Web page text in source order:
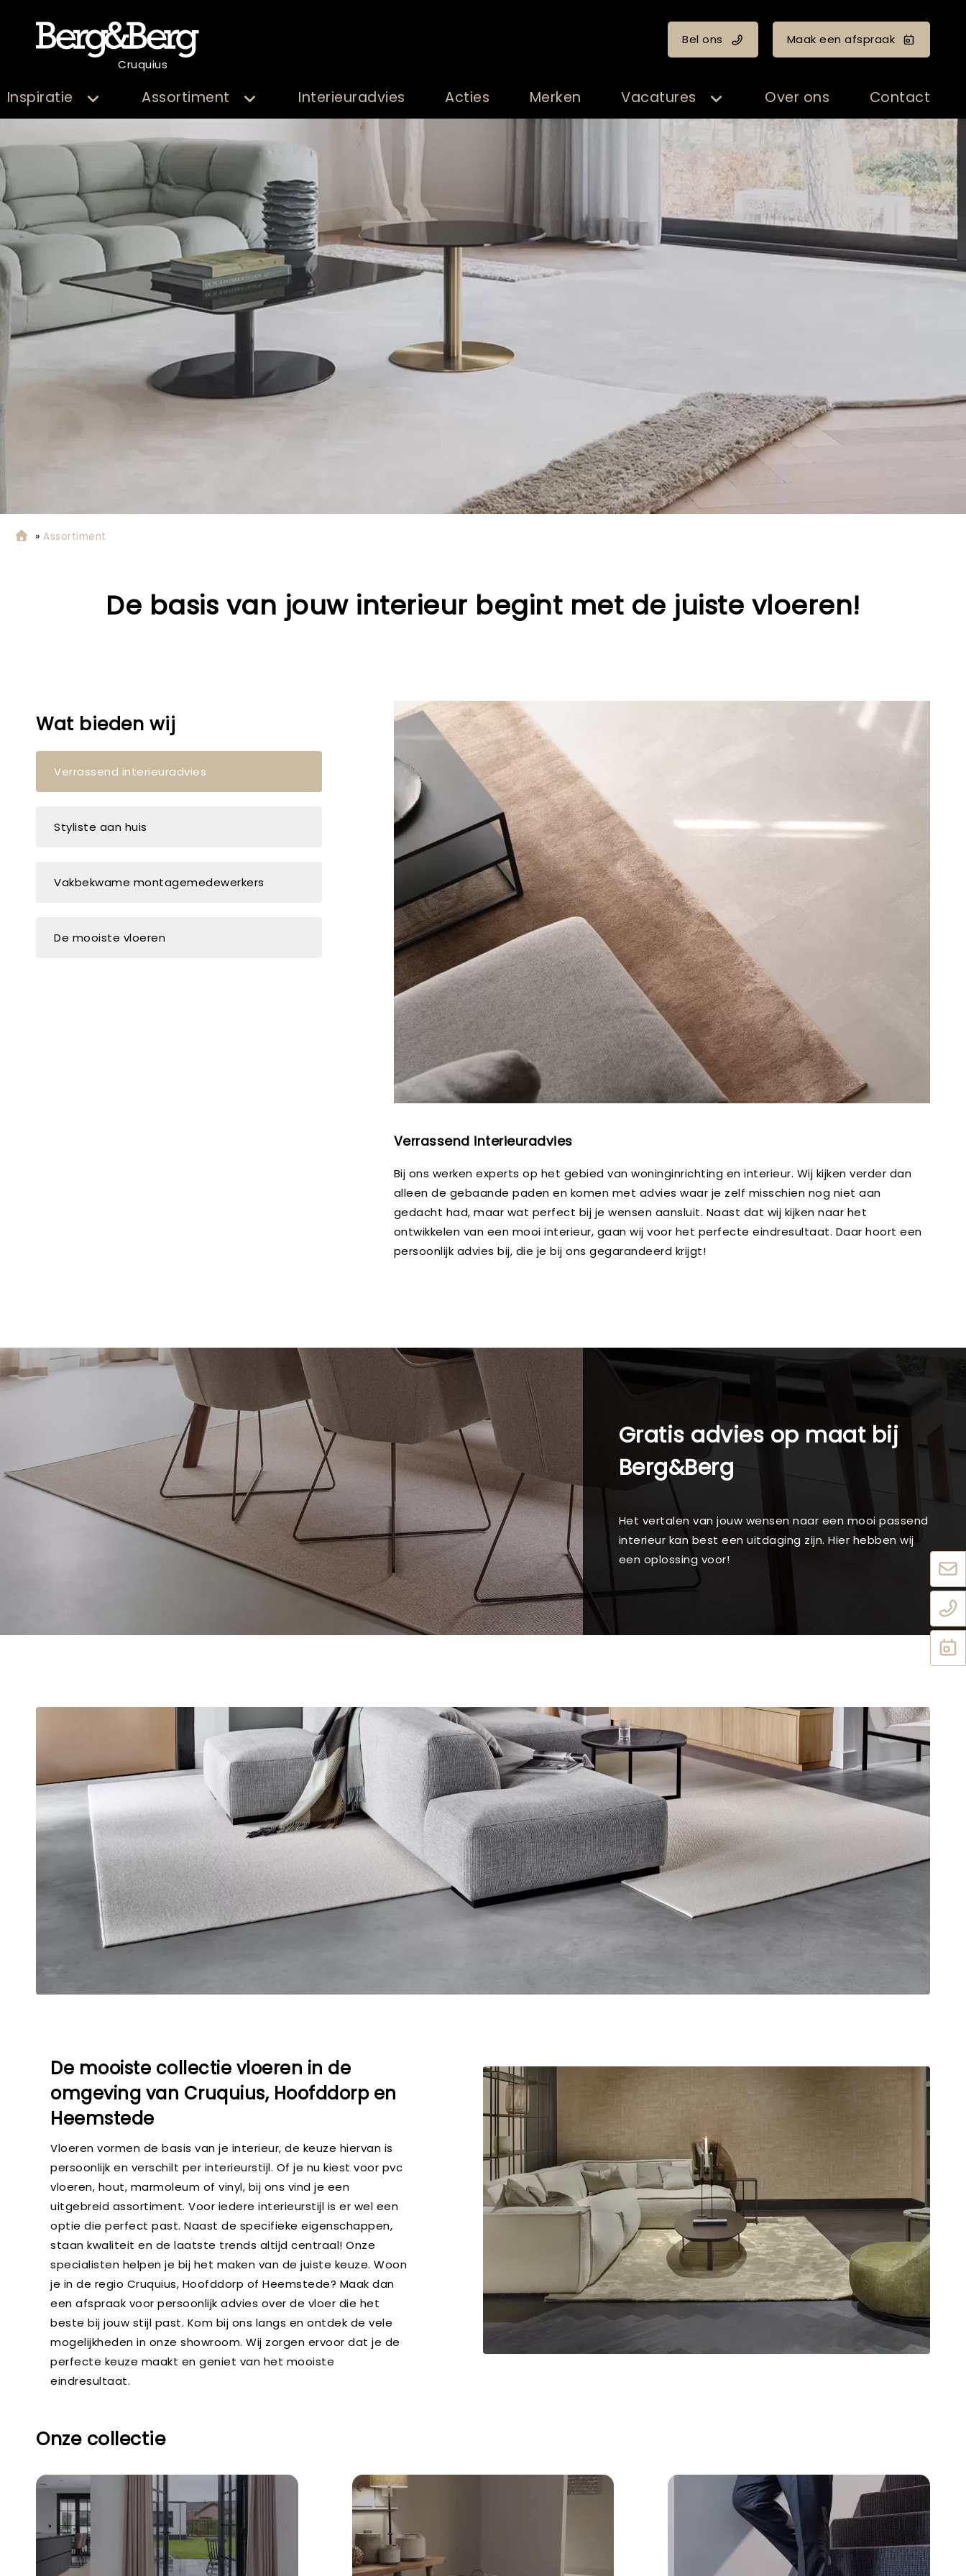
Cruquius
Bel ons Maak een afspraak
Inspiratie Assortiment Interieuradvies Acties Merken Vacatures Over ons Contact
»Assortiment
De basis van jouw interieur begint met de juiste vloeren!
Wat bieden wij
Verrassend interieuradvies
Bij ons werken experts op het gebied van woninginrichting en interieur. Wij kijken verder dan
alleen de gebaande paden en komen met advies waar je zelf misschien nog niet aan
gedacht had, maar wat perfect bij je wensen aansluit. Naast dat wij kijken naar het
ontwikkelen van een mooi interieur, gaan wij voor het perfecte eindresultaat. Daar hoort een
persoonlijk advies bij, die je bij ons gegarandeerd krijgt!
Verrassend interieuradvies
Styliste aan huis
Vakbekwame montagemedewerkers
De mooiste vloeren
Gratis advies op maat bij
Berg&Berg
Het vertalen van jouw wensen naar een mooi passend
interieur kan best een uitdaging zijn. Hier hebben wij
een oplossing voor!
De mooiste collectie vloeren in de
omgeving van Cruquius, Hoofddorp en
Heemstede
Vloeren vormen de basis van je interieur, de keuze hiervan is
persoonlijk en verschilt per interieurstijl. Of je nu kiest voor pvc
vloeren, hout, marmoleum of vinyl, bij ons vind je een
uitgebreid assortiment. Voor iedere interieurstijl is er wel een
optie die perfect past. Naast de specifieke eigenschappen,
staan kwaliteit en de laatste trends altijd centraal! Onze
specialisten helpen je bij het maken van de juiste keuze. Woon
je in de regio Cruquius, Hoofddorp of Heemstede? Maak dan
een afspraak voor persoonlijk advies over de vloer die het
beste bij jouw stijl past. Kom bij ons langs en ontdek de vele
mogelijkheden in onze showroom. Wij zorgen ervoor dat je de
perfecte keuze maakt en geniet van het mooiste
eindresultaat.
Onze collectie